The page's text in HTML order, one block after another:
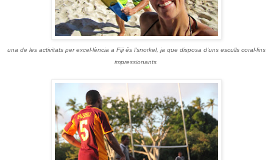
una de les activitats per excel·lència a Fiji és l'snorkel, ja que disposa d'uns esculls coral·lins
impressionants